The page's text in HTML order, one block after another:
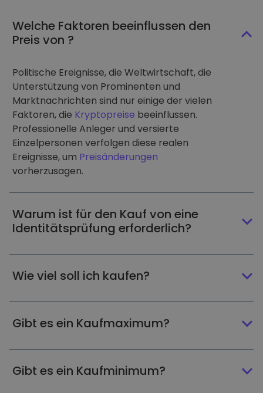
Welche Faktoren beeinflussen den
Preis von ?
Politische Ereignisse, die Weltwirtschaft, die
Unterstützung von Prominenten und
Marktnachrichten sind nur einige der vielen
Faktoren, die Kryptopreise beeinflussen.
Professionelle Anleger und versierte
Einzelpersonen verfolgen diese realen
Ereignisse, um Preisänderungen
vorherzusagen.
Warum ist für den Kauf von eine
Identitätsprüfung erforderlich?
Wie viel soll ich kaufen?
Gibt es ein Kaufmaximum?
Gibt es ein Kaufminimum?